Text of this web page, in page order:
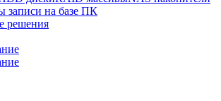
записи на базе ПК
решения